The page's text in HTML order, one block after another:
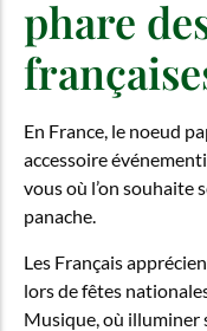
phare
En France, le noeud
accessoire
vous où l’on souhaite
panache.
Les Français
lors de fêtes
Musique, où illuminer